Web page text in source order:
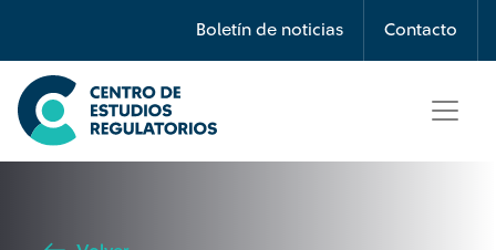
Boletín de noticias Contacto
Búsqueda
Seleccione país